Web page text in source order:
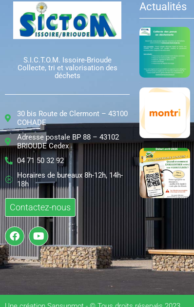
S.I.C.T.O.M. Issoire-Brioude
Collecte, tri et valorisation des
déchets
30 bis Route de Clermont – 43100
COHADE
Adresse postale BP 88 – 43102
BRIOUDE Cedex
04 71 50 32 92
Horaires de bureaux 8h-12h, 14h-
18h
Contactez-nous
Actualités